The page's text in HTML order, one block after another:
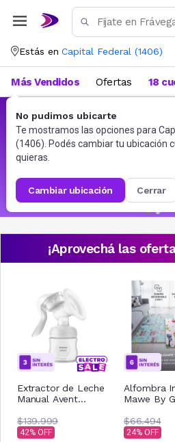
Estás en Capital Federal (1406)
No pudimos ubicarte
Te mostramos las opciones para
(1406). Podés cambiar tu ubicación
quieras.
cambiar ubicación cerrar
Más Vendidos Ofertas 18
¡Aprovechá las
Extractor de Leche
Manual Avent
$139.999
42
Alfombra
Mawe By
Bebes
$66.494
24